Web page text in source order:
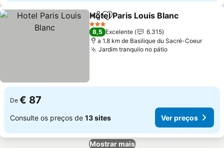
PartilharAdicionar aos favoritos
Hotel Paris Louis Blanc
3 Estrelas
8,5 Excelente
6.315
a 1.8 km de Basilique du Sacré-Coeur
Jardim tranquilo no pátioVer preços
De € 87
Consulte os preços de 13 sites Ver preços
Mostrar mais